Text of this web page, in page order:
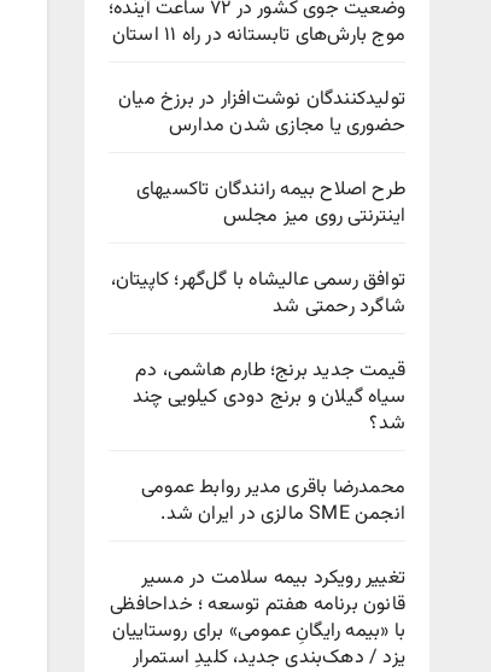
وضعیت جوی کشور در ۷۲ ساعت آینده؛
موج بارش‌های تابستانه در راه ۱۱ استان
تولیدکنندگان نوشت‌افزار در برزخ میان
حضوری یا مجازی شدن مدارس
طرح اصلاح بیمه رانندگان تاکسیهای
اینترنتی روی میز مجلس
توافق رسمی عالیشاه با گل‌گهر؛ کاپیتان،
شاگرد رحمتی شد
قیمت جدید برنج؛ طارم هاشمی، دم
سیاه گیلان و برنج دودی کیلویی چند
شد؟
محمدرضا باقری مدیر روابط عمومی
انجمن SME مالزی در ایران شد.
تغییر رویکرد بیمه سلامت در مسیر
قانون برنامه هفتم توسعه ؛ خداحافظی
با «بیمه رایگانِ عمومی» برای روستاییان
یزد / دهک‌بندی جدید، کلیدِ استمرار